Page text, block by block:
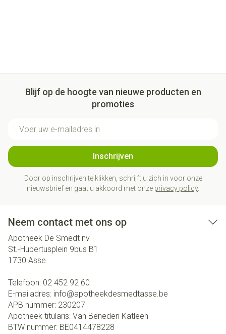
Blijf op de hoogte van nieuwe producten en
promoties
Inschrijven
Door op inschrijven te klikken, schrijft u zich in voor onze
nieuwsbrief en gaat u akkoord met onze privacy policy.
Neem contact met ons op
Apotheek De Smedt nv
St.-Hubertusplein 9bus B1
1730 Asse
Telefoon: 02 452 92 60
E-mailadres: info@apotheekdesmedtasse.be
APB nummer: 230207
Apotheek titularis: Van Beneden Katleen
BTW nummer: BE0414478228